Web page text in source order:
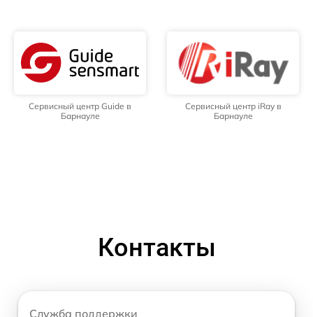
Сервисный центр Guide в
Барнауле
Сервисный центр iRay в
Барнауле
Контакты
Служба поддержки